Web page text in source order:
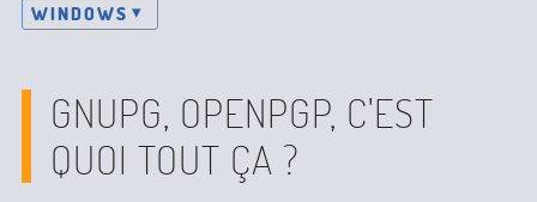
WINDOWS
GNUPG, OPENPGP, C'EST
QUOI TOUT ÇA ?